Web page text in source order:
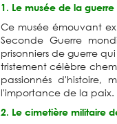
1. Le musée de la
Ce musée émouvant
Seconde Guerre
prisonniers de guerre
tristement célèbre
passionnés
l'importance de la paix.
2. Le cimetière militaire